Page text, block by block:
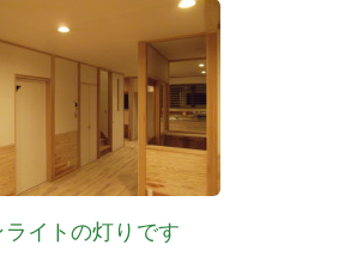
イトの灯りです